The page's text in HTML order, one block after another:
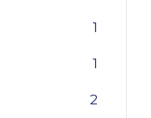
1
1
2